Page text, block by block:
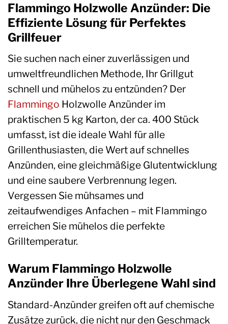
Flammingo Holzwolle Anzünder: Die
Effiziente Lösung für Perfektes
Grillfeuer
Sie suchen nach einer zuverlässigen und
umweltfreundlichen Methode, Ihr Grillgut
schnell und mühelos zu entzünden? Der
Flammingo Holzwolle Anzünder im
praktischen 5 kg Karton, der ca. 400 Stück
umfasst, ist die ideale Wahl für alle
Grillenthusiasten, die Wert auf schnelles
Anzünden, eine gleichmäßige Glutentwicklung
und eine saubere Verbrennung legen.
Vergessen Sie mühsames und
zeitaufwendiges Anfachen – mit Flammingo
erreichen Sie mühelos die perfekte
Grilltemperatur.
Warum Flammingo Holzwolle
Anzünder Ihre Überlegene Wahl sind
Standard-Anzünder greifen oft auf chemische
Zusätze zurück, die nicht nur den Geschmack